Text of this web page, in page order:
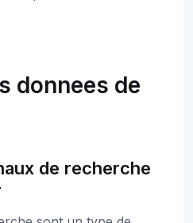
donnees de
de recherche